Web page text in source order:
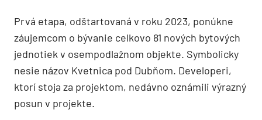
Prvá etapa, odštartovaná v roku 2023, ponúkne
záujemcom o bývanie celkovo 81 nových bytových
jednotiek v osempodlažnom objekte. Symbolicky
nesie názov Kvetnica pod Dubňom. Developeri,
ktorí stoja za projektom, nedávno oznámili výrazný
posun v projekte.